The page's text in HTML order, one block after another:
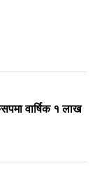
वार्षिक १ लाख